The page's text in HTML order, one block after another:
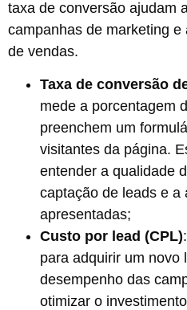
taxa de conversão ajudam
campanhas de marketing
de vendas.
Taxa de conversão
mede a porcentagem
preenchem um
visitantes da página.
entender a qualidade
captação de leads e a
apresentadas;
Custo por lead (CPL)
para adquirir um novo
desempenho das
otimizar o